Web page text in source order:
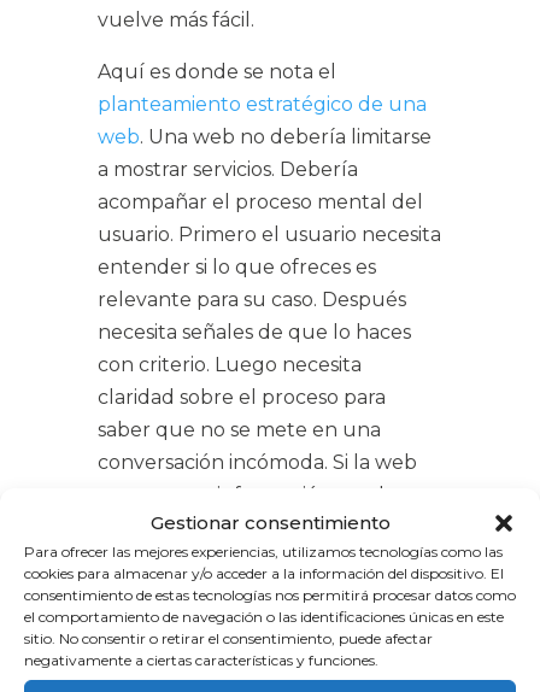
Gestionar consentimiento
Para ofrecer las mejores experiencias, utilizamos tecnologías como las
cookies para almacenar y/o acceder a la información del dispositivo. El
consentimiento de estas tecnologías nos permitirá procesar datos como
el comportamiento de navegación o las identificaciones únicas en este
sitio. No consentir o retirar el consentimiento, puede afectar
negativamente a ciertas características y funciones.
vuelve más fácil.
Aquí es donde se nota el
planteamiento estratégico de una
web. Una web no debería limitarse
a mostrar servicios. Debería
acompañar el proceso mental del
usuario. Primero el usuario necesita
entender si lo que ofreces es
relevante para su caso. Después
necesita señales de que lo haces
con criterio. Luego necesita
claridad sobre el proceso para
saber que no se mete en una
conversación incómoda. Si la web
entrega esa información en el
orden adecuado, el contacto no se
siente como un salto al vacío, se
siente como un paso lógico.
La transparencia, en este punto, no
es un detalle de estilo, es una